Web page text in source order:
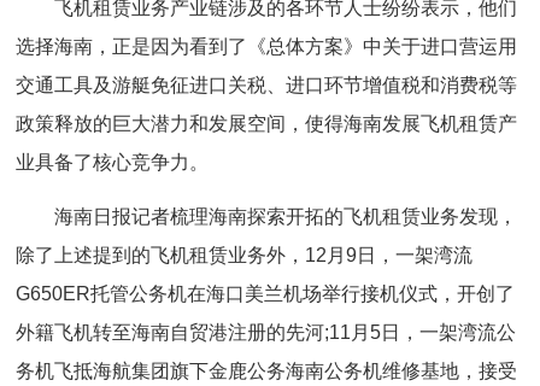
飞机租赁业务产业链涉及的各环节人士纷纷表示，他们
选择海南，正是因为看到了《总体方案》中关于进口营运用
交通工具及游艇免征进口关税、进口环节增值税和消费税等
政策释放的巨大潜力和发展空间，使得海南发展飞机租赁产
业具备了核心竞争力。
海南日报记者梳理海南探索开拓的飞机租赁业务发现，
除了上述提到的飞机租赁业务外，12月9日，一架湾流
G650ER托管公务机在海口美兰机场举行接机仪式，开创了
外籍飞机转至海南自贸港注册的先河;11月5日，一架湾流公
务机飞抵海航集团旗下金鹿公务海南公务机维修基地，接受